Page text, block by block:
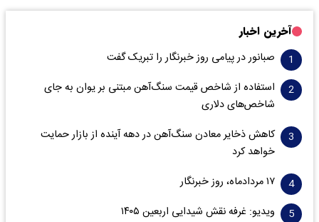
آخرین اخبار
صبانور در پیامی روز خبرنگار را تبریک گفت
استفاده از شاخص قیمت سنگ‌آهن مبتنی بر یوان به جای
شاخص‌های دلاری
کاهش ذخایر معادن سنگ‌آهن در دهه آینده از بازار حمایت
خواهد کرد
۱۷ مردادماه، روز خبرنگار
ویدیو: غرفه نقش شیدایی اربعین ۱۴۰۵